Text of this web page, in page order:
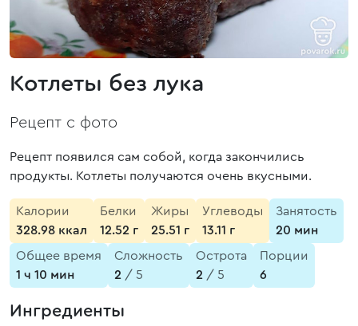
Котлеты без лука
Рецепт с фото
Рецепт появился сам собой, когда закончились
продукты. Котлеты получаются очень вкусными.
Калории
328.98 ккал
Белки
12.52 г
Жиры
25.51 г
Углеводы
13.11 г
Занятость
20 мин
Общее время
1 ч 10 мин
Сложность
2 / 5
Острота
2 / 5
Порции
6
Ингредиенты